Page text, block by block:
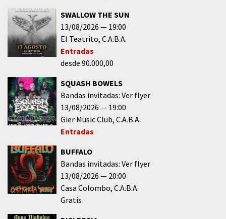
SWALLOW THE SUN
13/08/2026
19:00
El Teatrito C.A.B.A.
Entradas
desde 90.000,00
SQUASH BOWELS
Bandas invitadas: Ver flyer
13/08/2026
19:00
Gier Music Club C.A.B.A.
Entradas
BUFFALO
Bandas invitadas: Ver flyer
13/08/2026
20:00
Casa Colombo C.A.B.A.
Gratis